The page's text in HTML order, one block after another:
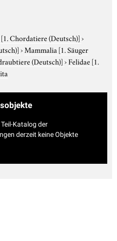
[1. Chordatiere (Deutsch)]›
›Mammalia [1. Säuger
(Deutsch)]›Felidae [1.
Katalog der
derzeit keine Objekte